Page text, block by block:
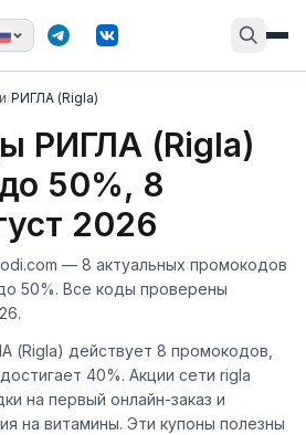
/РИГЛА (Rigla)
РИГЛА (Rigla)
50%, 8
2026
— 8 актуальных промокодов
50%. Все коды проверены
(Rigla) действует 8 промокодов,
40%. Акции сети rigla
на первый онлайн-заказ и
на витамины. Эти купоны полезны